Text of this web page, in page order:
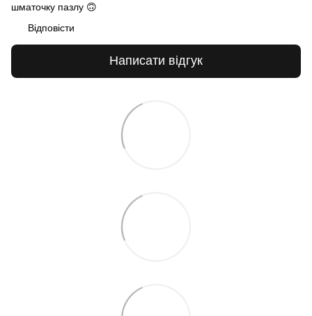
шматочку пазлу 🙃
Відповісти
Написати відгук